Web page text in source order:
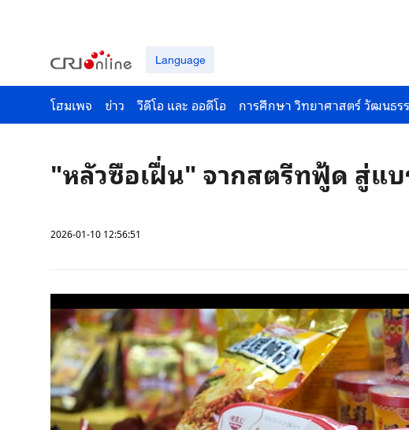
Language
โฮมเพจ ข่าว วีดีโอ และ ออดีโอ การศึกษา วิทยาศาสตร์ วัฒนธร
"หลัวซือเฝื่น" จากสตรีทฟู้ด สู่แ
2026-01-10 12:56:51